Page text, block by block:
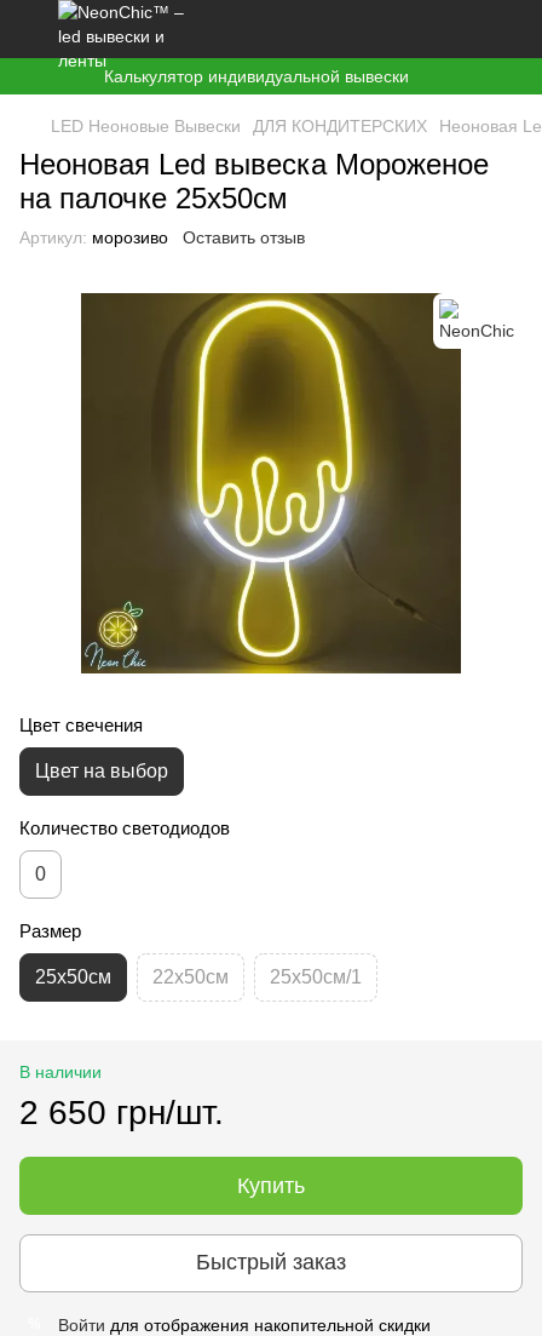
Калькулятор индивидуальной вывески
LED Неоновые Вывески ДЛЯ КОНДИТЕРСКИХ Неоновая
Неоновая Led вывеска Мороженое
на палочке 25х50см
Артикул: морозиво Оставить отзыв
Цвет свечения
Цвет на выбор
Количество светодиодов
0
Размер
25х50см 22х50см 25х50см/1
В наличии
2 650 грн/шт.
Купить
Быстрый заказ
Войти для отображения накопительной скидки